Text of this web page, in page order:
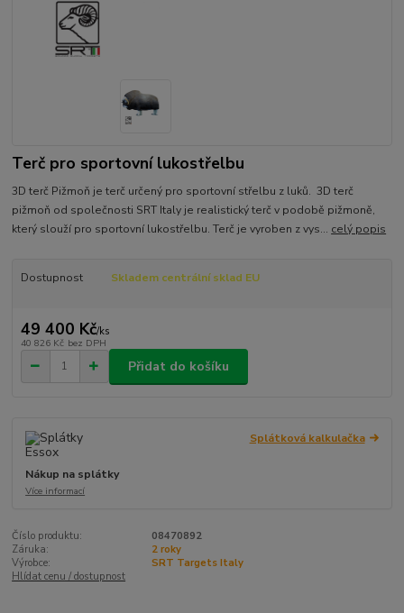
Terč pro sportovní lukostřelbu
3D terč Pižmoň je terč určený pro sportovní střelbu z luků. 3D terč
pižmoň od společnosti SRT Italy je realistický terč v podobě pižmoně,
který slouží pro sportovní lukostřelbu. Terč je vyroben z vys... celý popis
Dostupnost Skladem centrální sklad EU
49 400 Kč/ks
40 826 Kč bez DPH
Přidat do košíku
Splátková kalkulačka
Nákup na splátky
Více informací
Číslo produktu:
08470892
Záruka:
2 roky
Výrobce:
SRT Targets Italy
Hlídat cenu / dostupnost